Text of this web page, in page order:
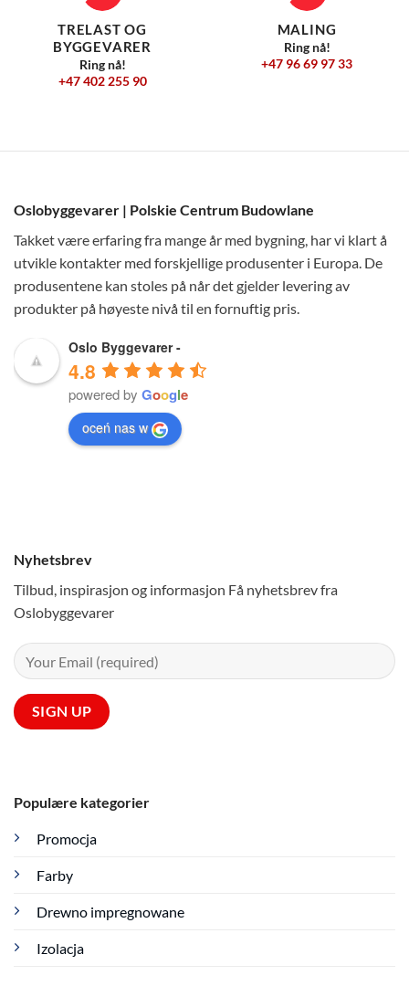
TRELAST OG
BYGGEVARER
Ring nå!
+47 402 255 90
MALING
Ring nå!
+47 96 69 97 33
Oslobyggevarer | Polskie Centrum Budowlane
Takket være erfaring fra mange år med bygning, har vi klart å
utvikle kontakter med forskjellige produsenter i Europa. De
produsentene kan stoles på når det gjelder levering av
produkter på høyeste nivå til en fornuftig pris.
Oslo Byggevarer -
4.8
powered by Google
oceń nas w
Populære kategorier
Promocja
Farby
Drewno impregnowane
Izolacja
Nyhetsbrev
Tilbud, inspirasjon og informasjon Få nyhetsbrev fra
Oslobyggevarer